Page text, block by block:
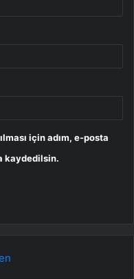
için adım, e-posta
kaydedilsin.